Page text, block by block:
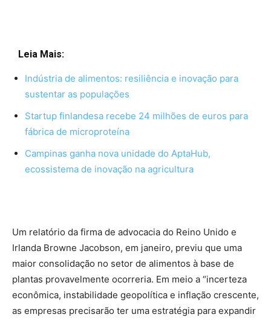
Leia Mais:
Indústria de alimentos: resiliência e inovação para
sustentar as populações
Startup finlandesa recebe 24 milhões de euros para
fábrica de microproteína
Campinas ganha nova unidade do AptaHub,
ecossistema de inovação na agricultura
Um relatório da firma de advocacia do Reino Unido e
Irlanda Browne Jacobson, em janeiro, previu que uma
maior consolidação no setor de alimentos à base de
plantas provavelmente ocorreria. Em meio a “incerteza
econômica, instabilidade geopolítica e inflação crescente,
as empresas precisarão ter uma estratégia para expandir